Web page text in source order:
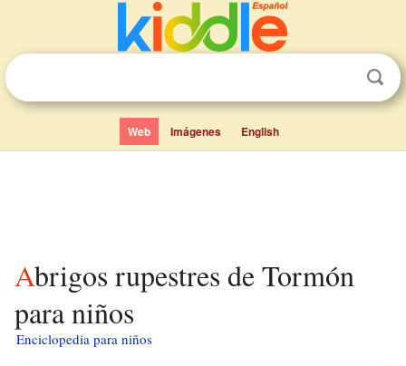
Web Imágenes English
Abrigos rupestres de Tormón
para niños
Enciclopedia para niños